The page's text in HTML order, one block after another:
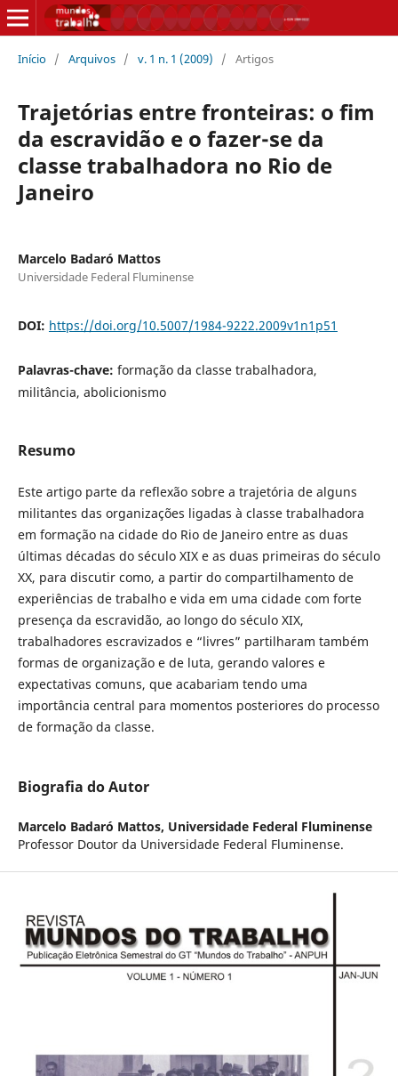
Início / Arquivos / v. 1 n. 1 (2009) / Artigos
Trajetórias entre fronteiras: o fim
da escravidão e o fazer-se da
classe trabalhadora no Rio de
Janeiro
Marcelo Badaró Mattos
Universidade Federal Fluminense
DOI: https://doi.org/10.5007/1984-9222.2009v1n1p51
Palavras-chave: formação da classe trabalhadora,
militância, abolicionismo
Resumo
Este artigo parte da reflexão sobre a trajetória de alguns
militantes das organizações ligadas à classe trabalhadora
em formação na cidade do Rio de Janeiro entre as duas
últimas décadas do século XIX e as duas primeiras do século
XX, para discutir como, a partir do compartilhamento de
experiências de trabalho e vida em uma cidade com forte
presença da escravidão, ao longo do século XIX,
trabalhadores escravizados e “livres” partilharam também
formas de organização e de luta, gerando valores e
expectativas comuns, que acabariam tendo uma
importância central para momentos posteriores do processo
de formação da classe.
Biografia do Autor
Marcelo Badaró Mattos, Universidade Federal Fluminense
Professor Doutor da Universidade Federal Fluminense.